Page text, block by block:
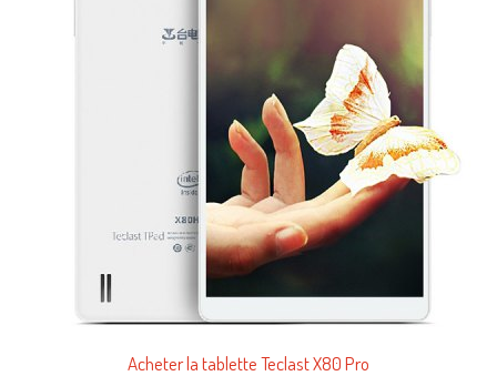
Acheter la tablette Teclast X80 Pro